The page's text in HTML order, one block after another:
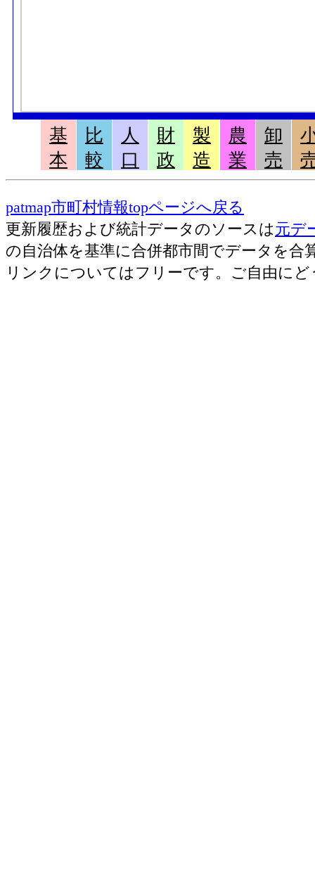
基
本
比
較
人
口
財
政
製
造
農
業
卸
売
patmap市町村情報topページへ戻る
更新履歴および統計データのソースは元デ
の自治体を基準に合併都市間でデータを合
リンクについてはフリーです。ご自由にど